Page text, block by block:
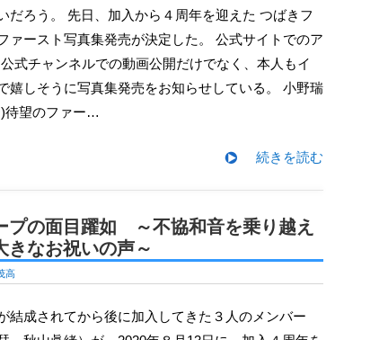
ァースト写真集発売が決定した。 公式サイトでのア
式チャンネルでの動画公開だけでなく、本人もイ
嬉しそうに写真集発売をお知らせしている。 小野瑞
待望のファー…
続きを読む
プの面目躍如 ～不協和音を乗り越え
きなお祝いの声～
高